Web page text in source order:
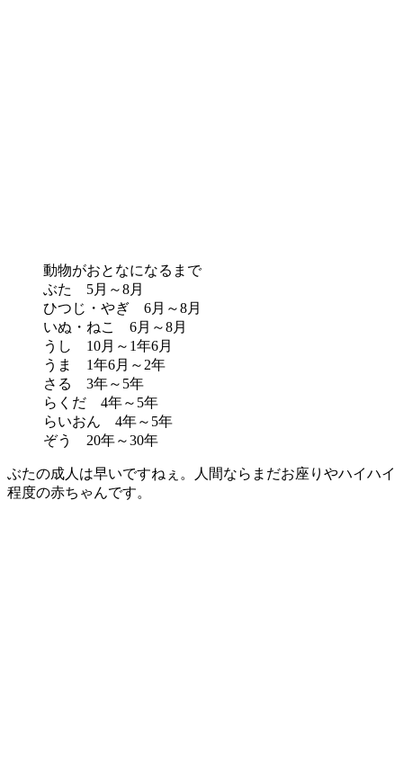
動物がおとなになるまで
ぶた 5月～8月
ひつじ・やぎ 6月～8月
いぬ・ねこ 6月～8月
うし 10月～1年6月
うま 1年6月～2年
さる 3年～5年
らくだ 4年～5年
らいおん 4年～5年
ぞう 20年～30年
ぶたの成人は早いですねぇ。人間ならまだお座りやハイハイ
程度の赤ちゃんです。